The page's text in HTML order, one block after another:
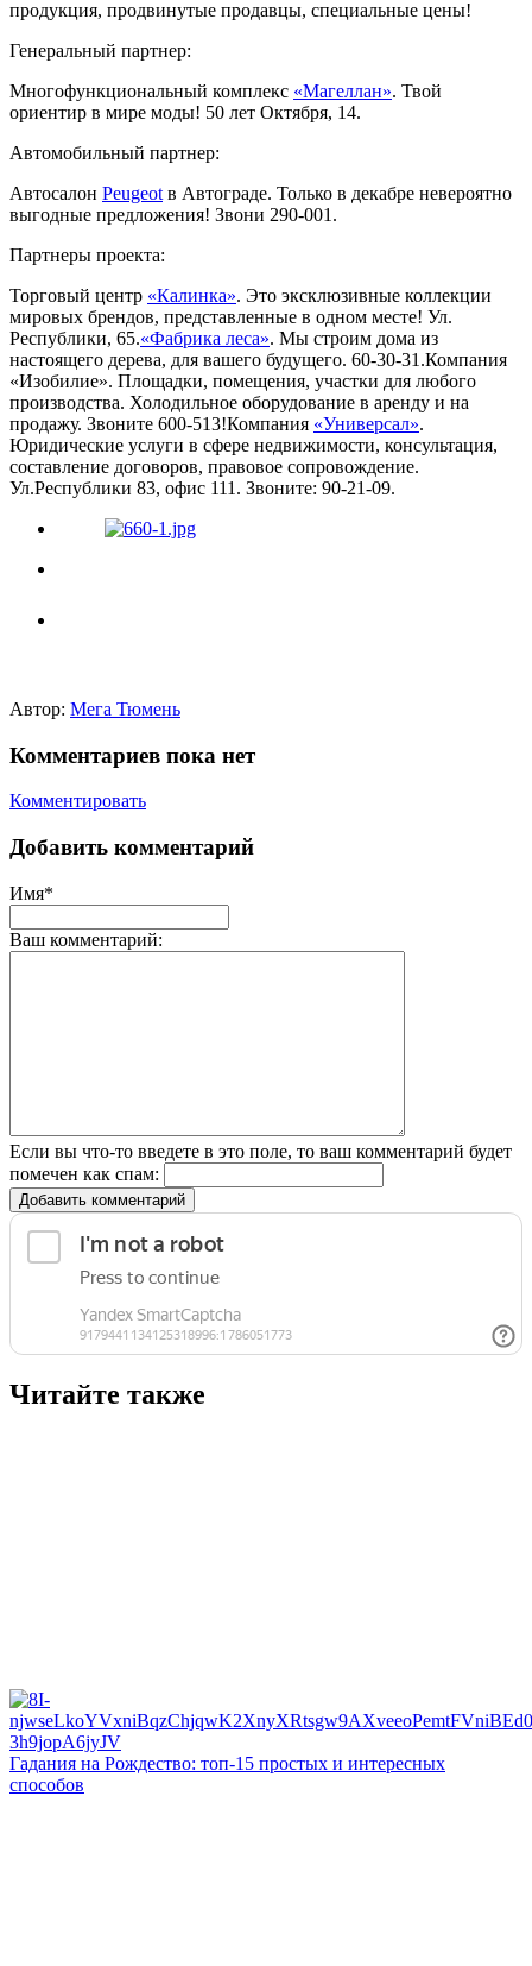
продукция, продвинутые продавцы, специальные цены!
Генеральный партнер:
Многофункциональный комплекс «Магеллан». Твой
ориентир в мире моды! 50 лет Октября, 14.
Автомобильный партнер:
Автосалон Peugeot в Автограде. Только в декабре невероятно
выгодные предложения! Звони 290-001.
Партнеры проекта:
Торговый центр «Калинка». Это эксклюзивные коллекции
мировых брендов, представленные в одном месте! Ул.
Республики, 65.«Фабрика леса». Мы строим дома из
настоящего дерева, для вашего будущего. 60-30-31.Компания
«Изобилие». Площадки, помещения, участки для любого
производства. Холодильное оборудование в аренду и на
продажу. Звоните 600-513!Компания «Универсал».
Юридические услуги в сфере недвижимости, консультация,
составление договоров, правовое сопровождение.
Ул.Республики 83, офис 111. Звоните: 90-21-09.
Автор: Мега Тюмень
Комментариев пока нет
Комментировать
Добавить комментарий
Имя*
Ваш комментарий:
Если вы что-то введете в это поле, то ваш комментарий будет
помечен как спам:
Добавить комментарий
Читайте также
Гадания на Рождество: топ-15 простых и интересных
способов